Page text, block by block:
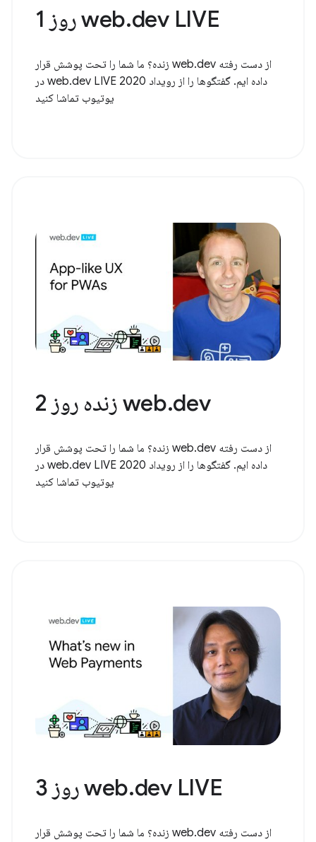
web.dev LIVE روز 1
از دست رفته web.dev زنده؟ ما شما را تحت پوشش قرار
داده ایم. گفتگوها را از رویداد web.dev LIVE 2020 در
یوتیوب تماشا کنید
web.dev زنده روز 2
از دست رفته web.dev زنده؟ ما شما را تحت پوشش قرار
داده ایم. گفتگوها را از رویداد web.dev LIVE 2020 در
یوتیوب تماشا کنید
web.dev LIVE روز 3
از دست رفته web.dev زنده؟ ما شما را تحت پوشش قرار